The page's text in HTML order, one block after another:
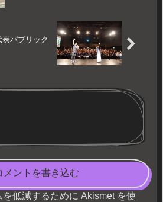
パブリック
メントを書き込む
低減するために Akismet を使